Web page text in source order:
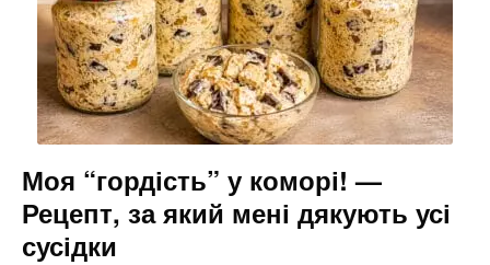
Моя “гордість” у коморі! —
Рецепт, за який мені дякують усі
сусідки